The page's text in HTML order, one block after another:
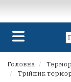
Головна
Трійник